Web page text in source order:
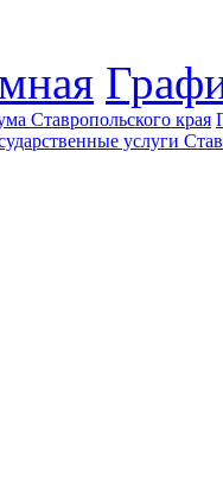
Ставропольского края
услуги